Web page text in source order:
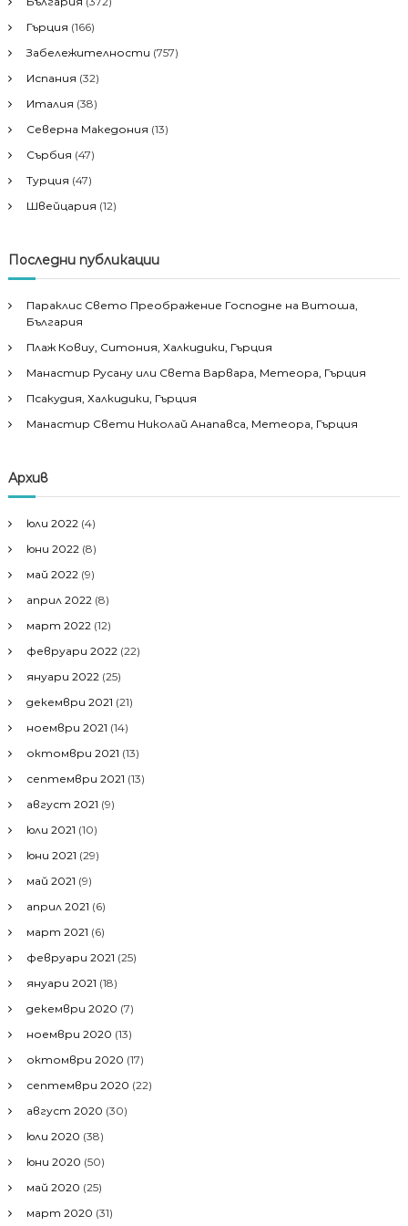
Гърция (166)
Забележителности (757)
Испания (32)
Италия (38)
Северна Македония (13)
Сърбия (47)
Турция (47)
Швейцария (12)
Последни публикации
Параклис Свето Преображение Господне на Витоша,
България
Плаж Ковиу, Ситония, Халкидики, Гърция
Манастир Русану или Света Варвара, Метеора, Гърция
Псакудия, Халкидики, Гърция
Манастир Свети Николай Анапавса, Метеора, Гърция
Архив
юли 2022 (4)
юни 2022 (8)
май 2022 (9)
април 2022 (8)
март 2022 (12)
февруари 2022 (22)
януари 2022 (25)
декември 2021 (21)
ноември 2021 (14)
октомври 2021 (13)
септември 2021 (13)
август 2021 (9)
юли 2021 (10)
юни 2021 (29)
май 2021 (9)
април 2021 (6)
март 2021 (6)
февруари 2021 (25)
януари 2021 (18)
декември 2020 (7)
ноември 2020 (13)
октомври 2020 (17)
септември 2020 (22)
август 2020 (30)
юли 2020 (38)
юни 2020 (50)
май 2020 (25)
март 2020 (31)